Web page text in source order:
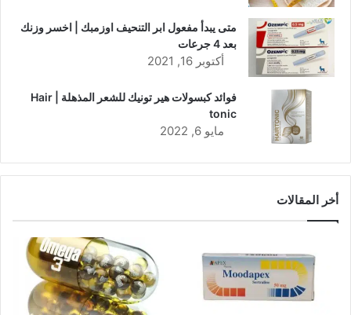
متى يبدأ مفعول ابر التنحيف اوزمبك | اخسر وزنك
بعد 4 جرعات
أكتوبر 16, 2021
فوائد كبسولات هير تونيك للشعر المذهلة | Hair
tonic
مايو 6, 2022
أخر المقالات